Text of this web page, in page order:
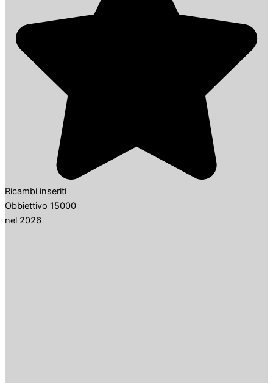
Ricambi inseriti
Obbiettivo 15000
nel 2026